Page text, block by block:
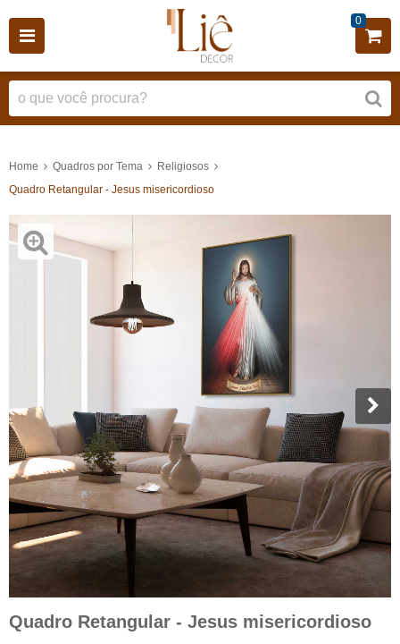
0
Home Quadros por Tema
Religiosos
Quadro Retangular - Jesus misericordioso
Quadro Retangular - Jesus misericordioso